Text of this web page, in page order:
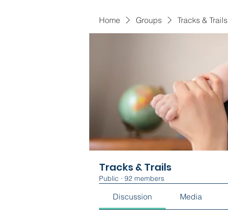
Home Groups Tracks & Trails
Tracks & Trails
Public · 92 members
Discussion Media